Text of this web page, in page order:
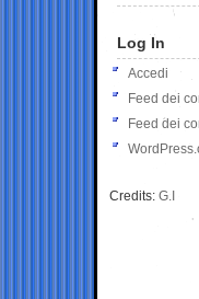
Log In
Accedi
Feed dei
Feed dei
Credits: G.I